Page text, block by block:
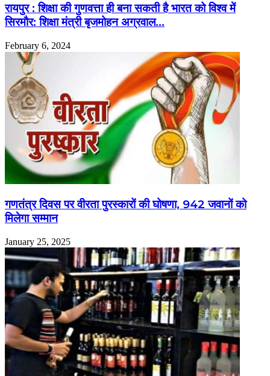
रायपुर : शिक्षा की गुणवत्ता ही बना सकती है भारत को विश्व में
सिरमौर: शिक्षा मंत्री बृजमोहन अग्रवाल…
February 6, 2024
गणतंत्र दिवस पर वीरता पुरस्कारों की घोषणा, 942 जवानों को
मिलेगा सम्मान
January 25, 2025